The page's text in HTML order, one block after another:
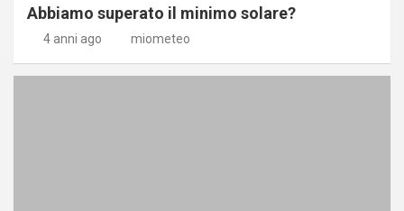
Abbiamo superato il minimo solare?
4 anni ago miometeo